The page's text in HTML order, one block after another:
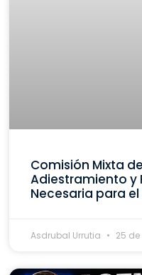
Comisión Mixta
Adiestramiento y
Necesaria para
Asdrubal Urrutia 25